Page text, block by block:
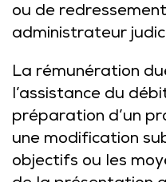
ou de
administrateur
La rémunération
l’assistance du
préparation d’un
une modification
objectifs ou les